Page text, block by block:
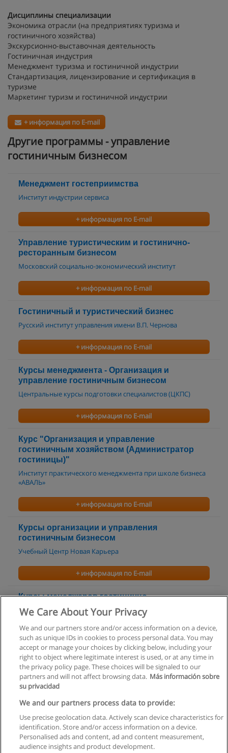
Дисциплины специализации
Экономика отрасли (на предприятиях туризма и
гостиничного хозяйства)
Экскурсионно-выставочная деятельность
Гостиничная индустрия
Менеджмент туризма и гостиничной индустрии
Стандартизация, лицензирование и сертификация в
туризме
Маркетинг туризм и гостиничной индустрии
+ информация по E-mail
Другие программы - управление
гостиничным бизнесом
Менеджмент гостеприимства
Институт индустрии сервиса
+ информация по E-mail
Управление туристическим и гостинично-
ресторанным бизнесом
Московский социально-экономический институт
+ информация по E-mail
Гостиничный и туристический бизнес
Русский институт управления имени В.П. Чернова
+ информация по E-mail
Курсы менеджмента - Организация и
управление гостиничным бизнесом
Центральные курсы подготовки специалистов (ЦКПС)
+ информация по E-mail
Курс "Организация и управление
гостиничным хозяйством (Администратор
гостиницы)"
Институт практического менеджмента при школе бизнеса
«АВАЛЬ»
+ информация по E-mail
Курсы организации и управления
гостиничным бизнесом
Учебный Центр Новая Карьера
+ информация по E-mail
Курсы менеджеров гостинично-
туристического бизнеса
+ информация по E-mail
Правила пользования
Конфиденциальность информации
Напишите Educaedu
We Care About Your Privacy
We and our partners store and/or access information on a device,
such as unique IDs in cookies to process personal data. You may
accept or manage your choices by clicking below, including your
right to object where legitimate interest is used, or at any time in
the privacy policy page. These choices will be signaled to our
partners and will not affect browsing data. Más información sobre
su privacidad
We and our partners process data to provide:
Use precise geolocation data. Actively scan device characteristics for
identification. Store and/or access information on a device.
Personalised ads and content, ad and content measurement,
audience insights and product development.